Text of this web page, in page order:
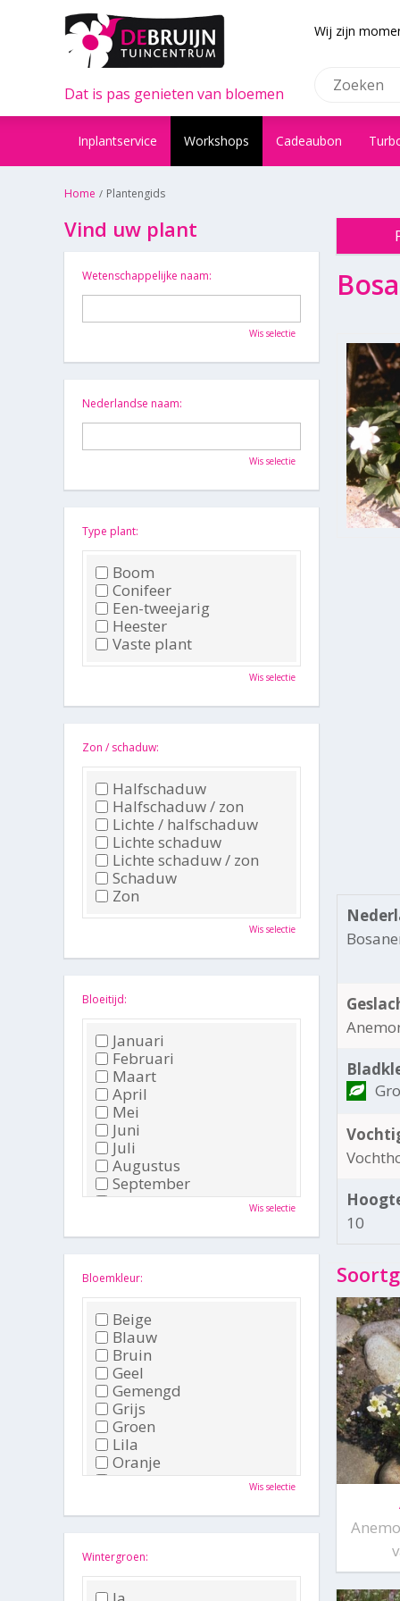
Home Plantengids
Wij zijn
Dat is pas genieten van bloemen
Inplantservice Workshops Cadeaubon
10
Vind uw plant
Wetenschappelijke naam:
Wis selectie
Nederlandse naam:
Wis selectie
Type plant:
Boom
Conifeer
Een-tweejarig
Heester
Vaste plant
Wis selectie
Zon / schaduw:
Halfschaduw
Halfschaduw / zon
Lichte / halfschaduw
Lichte schaduw
Lichte schaduw / zon
Schaduw
Zon
Wis selectie
Bloeitijd:
Januari
Februari
Maart
April
Mei
Juni
Juli
Augustus
September
Oktober
December
Wis selectie
Bloemkleur:
Beige
Blauw
Bruin
Geel
Gemengd
Grijs
Groen
Lila
Oranje
Paars
Roze
Zwart
Wis selectie
Wintergroen: